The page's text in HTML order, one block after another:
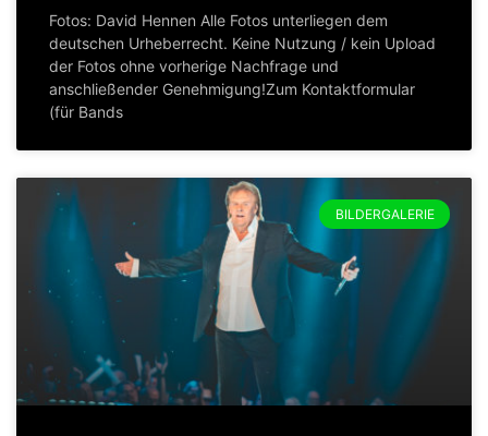
Fotos: David Hennen Alle Fotos unterliegen dem
deutschen Urheberrecht. Keine Nutzung / kein Upload
der Fotos ohne vorherige Nachfrage und
anschließender Genehmigung!Zum Kontaktformular
(für Bands
BILDERGALERIE